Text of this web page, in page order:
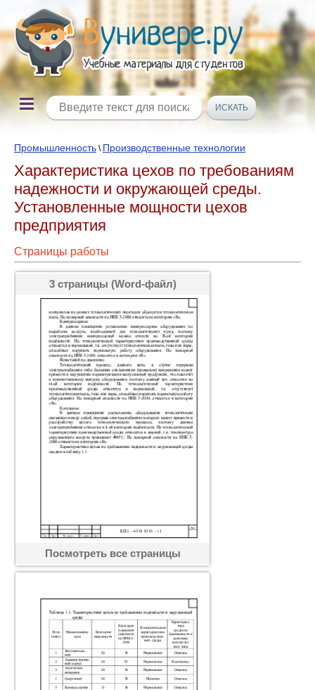
Промышленность \ Производственные технологии
Характеристика цехов по требованиям
надежности и окружающей среды.
Установленные мощности цехов
предприятия
Страницы работы
3 страницы (Word-файл)
Посмотреть все страницы